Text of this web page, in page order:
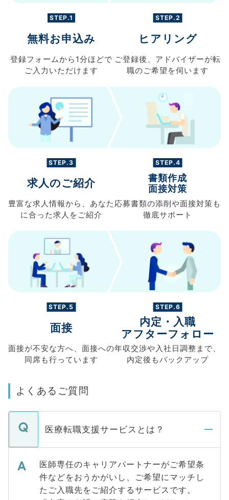
STEP.1
無料お申込み
登録フォームから 1分ほどで
ご入力 いただけます
STEP.2
ヒアリング
ご登録後、 アドバイザーが転
職のご希望を伺います
STEP.3
求人のご紹介
豊富な求人情報から、 あなた
に合った求人を ご紹介
STEP.4
書類作成
面接対策
応募書類の添削や面接対策も
徹底サポート
STEP.5
面接
面接が不安な方へ、 面接への
同席も行っています
STEP.6
内定・入職
アフターフォロー
年収交渉や入社日調整まで、
内定後もバックアップ
よくあるご質問
医療転職支援サービスとは？
医師専任のキャリアパートナーがご希望条
件などをおうかがいし、ご希望にマッチし
たご入職先をご紹介するサービスです。